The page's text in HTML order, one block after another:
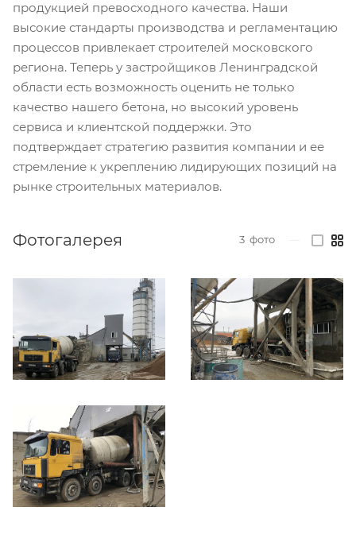
продукцией превосходного качества. Наши
высокие стандарты производства и регламентацию
процессов привлекает строителей московского
региона. Теперь у застройщиков Ленинградской
области есть возможность оценить не только
качество нашего бетона, но высокий уровень
сервиса и клиентской поддержки. Это
подтверждает стратегию развития компании и ее
стремление к укреплению лидирующих позиций на
рынке строительных материалов.
Фотогалерея 3 фото